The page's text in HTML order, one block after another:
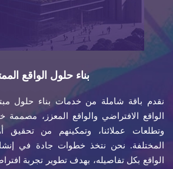
بناء حلول الواقع
نقدم باقة شاملة من خدمات بناء حلول
الواقع الافتراضي والواقع المعزز، مصممة
وتطلعات عملائنا، وتمكينهم من تحقيق
المختلفة. نحن نتخذ خطوات جادة في
الواقع بكل تفاصيله، بهدف تطوير تجربة